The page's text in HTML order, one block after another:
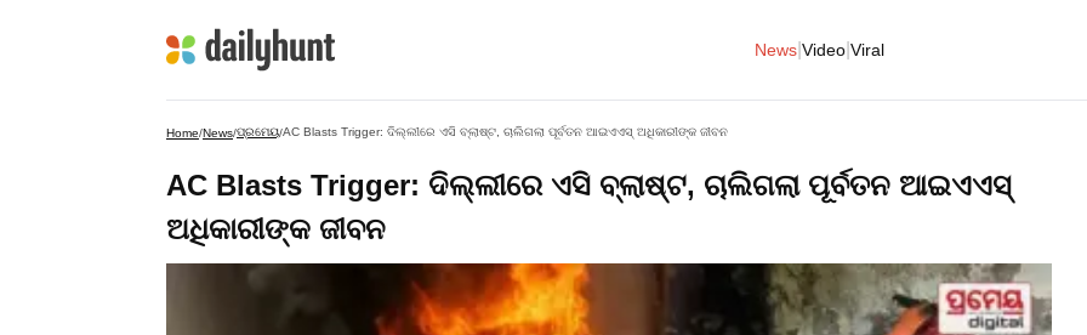
News Video Viral
Home/News/ପ୍ରମେୟ/AC Blasts Trigger: ଦିଲ୍ଲୀରେ ଏସି ବ୍ଲାଷ୍ଟ, ଚାଲିଗଲା ପୂର୍ବତନ ଆଇଏଏସ୍‌ ଅଧିକାରୀଙ୍କ ଜୀବନ
AC Blasts Trigger: ଦିଲ୍ଲୀରେ ଏସି ବ୍ଲାଷ୍ଟ, ଚାଲିଗଲା ପୂର୍ବତନ ଆଇଏଏସ୍‌
ଅଧିକାରୀଙ୍କ ଜୀବନ